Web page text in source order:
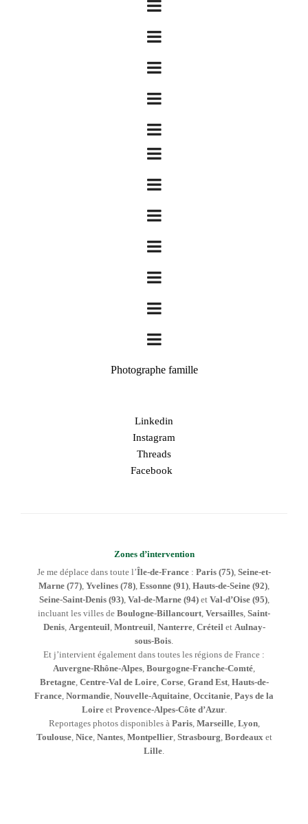
Photographe famille
Linkedin
Instagram
Threads
Facebook
Zones d’intervention
Je me déplace dans toute l’Île-de-France : Paris (75), Seine-et-
Marne (77), Yvelines (78), Essonne (91), Hauts-de-Seine (92),
Seine-Saint-Denis (93), Val-de-Marne (94)et Val-d’Oise (95),
incluant les villes de Boulogne-Billancourt, Versailles, Saint-
Denis, Argenteuil, Montreuil, Nanterre, Créteilet Aulnay-
sous-Bois.
Et j’intervient également dans toutes les régions de France :
Auvergne-Rhône-Alpes, Bourgogne-Franche-Comté,
Bretagne, Centre-Val de Loire, Corse, Grand Est, Hauts-de-
France, Normandie, Nouvelle-Aquitaine, Occitanie, Pays de la
Loireet Provence-Alpes-Côte d’Azur.
Reportages photos disponibles à Paris, Marseille, Lyon,
Toulouse, Nice, Nantes, Montpellier, Strasbourg, Bordeauxet
Lille.